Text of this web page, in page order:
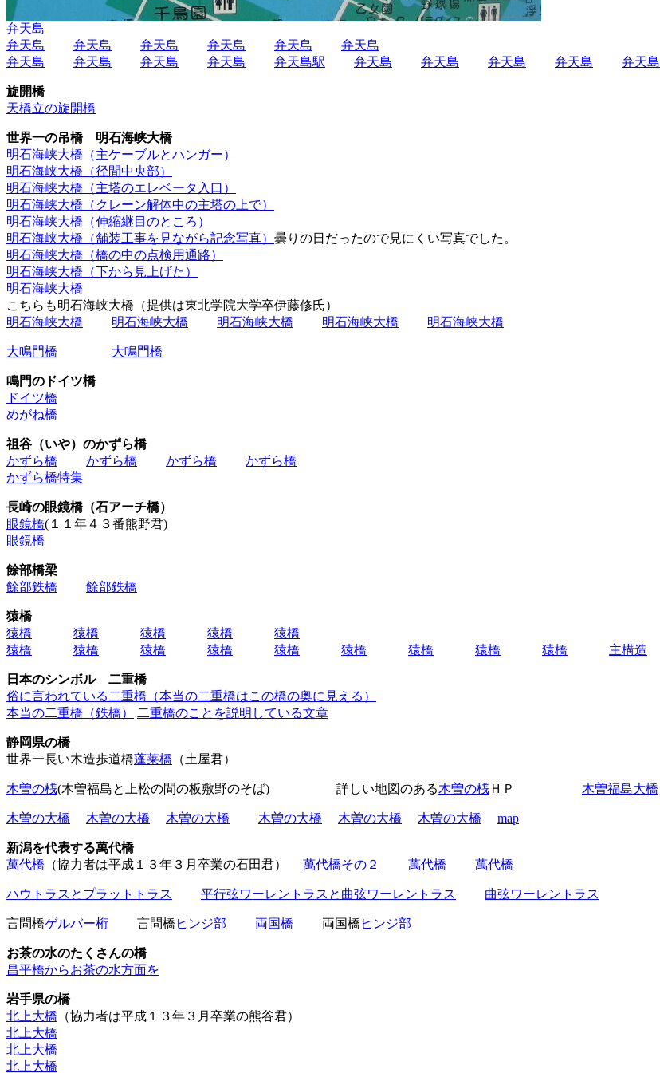
弁天島
弁天島
弁天島 弁天島 弁天島 弁天島
弁天島
弁天島
弁天島 弁天島 弁天島 弁天島駅 弁天島 弁天島 弁天島 弁天島 弁天島
旋開橋
天橋立の旋開橋
世界一の吊橋 明石海峡大橋
明石海峡大橋（主ケーブルとハンガー）
明石海峡大橋（径間中央部）
明石海峡大橋（主塔のエレベータ入口）
明石海峡大橋（クレーン解体中の主塔の上で）
明石海峡大橋（伸縮継目のところ）
明石海峡大橋（舗装工事を見ながら記念写真） 曇りの日だったので見にくい写真でした。
明石海峡大橋（橋の中の点検用通路）
明石海峡大橋（下から見上げた）
明石海峡大橋
こちらも明石海峡大橋（提供は東北学院大学卒伊藤修氏）
明石海峡大橋
明石海峡大橋 明石海峡大橋 明石海峡大橋 明石海峡大橋
大鳴門橋 大鳴門橋
鳴門のドイツ橋
ドイツ橋
めがね橋
祖谷（いや）のかずら橋
かずら橋
かずら橋 かずら橋
かずら橋
かずら橋特集
長崎の眼鏡橋（石アーチ橋）
眼鏡橋(１１年４３番熊野君)
眼鏡橋
餘部橋梁
餘部鉄橋
餘部鉄橋
猿橋
猿橋
猿橋 猿橋 猿橋
猿橋
猿橋
猿橋 猿橋 猿橋 猿橋 猿橋 猿橋 猿橋 猿橋 主構造
日本のシンボル 二重橋
俗に言われている二重橋（本当の二重橋はこの橋の奥に見える）
本当の二重橋（鉄橋）
二重橋のことを説明している文章
静岡県の橋
世界一長い木造歩道橋蓬莱橋 （土屋君）
木曽の桟(木曽福島と上松の間の板敷野のそば) 詳しい地図のある木曽の桟 ＨＰ 木曽福島大橋
木曽の大橋 木曽の大橋 木曽の大橋 木曽の大橋 木曽の大橋 木曽の大橋 map
新潟を代表する萬代橋
萬代橋 （協力者は平成１３年３月卒業の石田君） 萬代橋その２ 萬代橋 萬代橋
ハウトラスとプラットトラス 平行弦ワーレントラスと曲弦ワーレントラス 曲弦ワーレントラス
言問橋ゲルバー桁 言問橋 ヒンジ部 両国橋 両国橋 ヒンジ部
お茶の水のたくさんの橋
昌平橋からお茶の水方面を
岩手県の橋
北上大橋 （協力者は平成１３年３月卒業の熊谷君）
北上大橋
北上大橋
北上大橋